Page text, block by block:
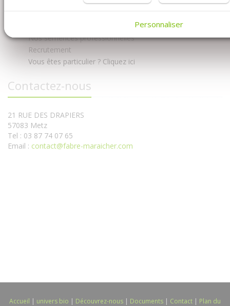
Documents
Nos semences professionnelles
Recrutement
Vous êtes particulier ? Cliquez ici
Contactez-nous
21 RUE DES DRAPIERS
57083 Metz
Tel : 03 87 74 07 65
Email : contact@fabre-maraicher.com
Accueil | univers bio | Découvrez-nous | Documents | Contact | Plan du
Personnaliser